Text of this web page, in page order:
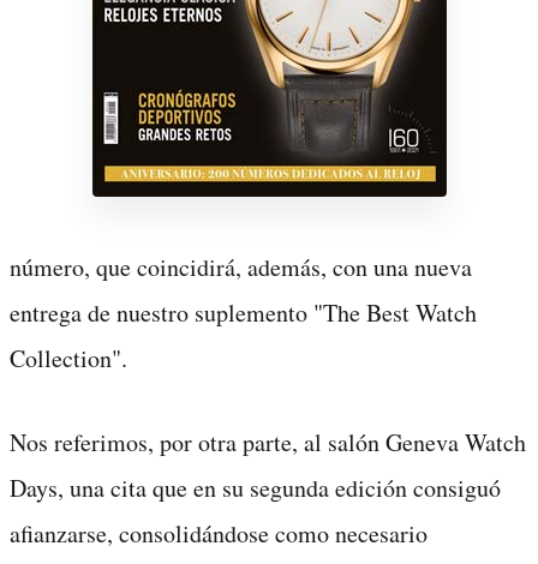
número, que coincidirá, además, con una nueva
entrega de nuestro suplemento "The Best Watch
Collection".
Nos referimos, por otra parte, al salón Geneva Watch
Days, una cita que en su segunda edición consiguó
afianzarse, consolidándose como necesario